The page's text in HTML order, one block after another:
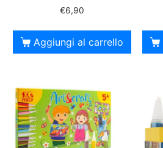
€6,90
Aggiungi al carrello